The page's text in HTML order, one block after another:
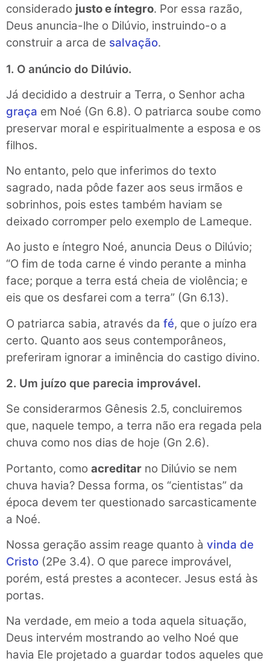
considerado justo e íntegro. Por essa razão,
Deus anuncia-lhe o Dilúvio, instruindo-o a
construir a arca de salvação.
1. O anúncio do Dilúvio.
Já decidido a destruir a Terra, o Senhor acha
graça em Noé (Gn 6.8). O patriarca soube como
preservar moral e espiritualmente a esposa e os
filhos.
No entanto, pelo que inferimos do texto
sagrado, nada pôde fazer aos seus irmãos e
sobrinhos, pois estes também haviam se
deixado corromper pelo exemplo de Lameque.
Ao justo e íntegro Noé, anuncia Deus o Dilúvio;
“O fim de toda carne é vindo perante a minha
face; porque a terra está cheia de violência; e
eis que os desfarei com a terra” (Gn 6.13).
O patriarca sabia, através da fé, que o juízo era
certo. Quanto aos seus contemporâneos,
preferiram ignorar a iminência do castigo divino.
2. Um juízo que parecia improvável.
Se considerarmos Gênesis 2.5, concluiremos
que, naquele tempo, a terra não era regada pela
chuva como nos dias de hoje (Gn 2.6).
Portanto, como acreditar no Dilúvio se nem
chuva havia? Dessa forma, os “cientistas” da
época devem ter questionado sarcasticamente
a Noé.
Nossa geração assim reage quanto à vinda de
Cristo (2Pe 3.4). O que parece improvável,
porém, está prestes a acontecer. Jesus está às
portas.
Na verdade, em meio a toda aquela situação,
Deus intervém mostrando ao velho Noé que
havia Ele projetado a guardar todos aqueles que